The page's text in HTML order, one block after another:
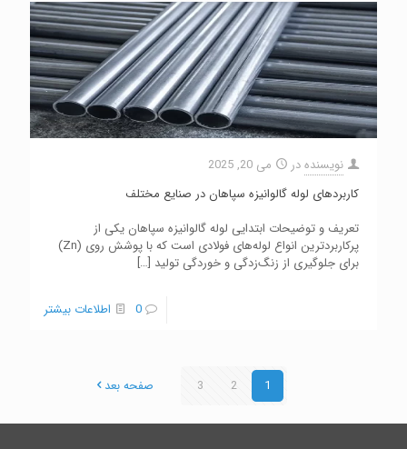
نویسندهدر
می 20, 2025
کاربردهای لوله گالوانیزه سپاهان در صنایع مختلف
تعریف و توضیحات ابتدایی لوله گالوانیزه سپاهان یکی از
پرکاربردترین انواع لوله‌های فولادی است که با پوشش روی (Zn)
برای جلوگیری از زنگ‌زدگی و خوردگی تولید […]
0 اطلاعات بیشتر
1
2
3 صفحه بعد